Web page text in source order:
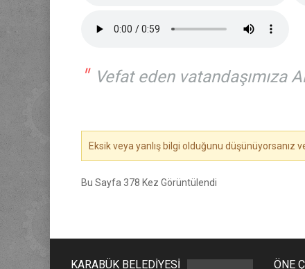
" Vefat eden vatandaşımıza
Eksik veya yanlış bilgi olduğunu
Bu Sayfa 378 Kez Görüntülendi
KARABÜK BELEDİYESİ ÖNE